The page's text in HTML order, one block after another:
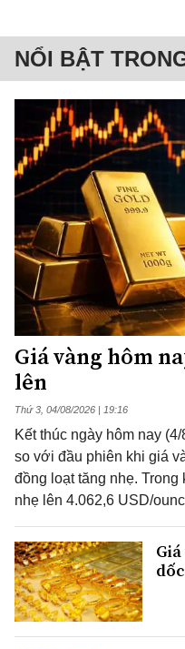
NỔI BẬT
Giá vàng hôm
lên
Thứ 3, 04/08/2026 | 19:16
Kết thúc ngày hôm nay
so với đầu phiên khi giá
đồng loạt tăng nhẹ.
nhẹ lên 4.062,6 USD/